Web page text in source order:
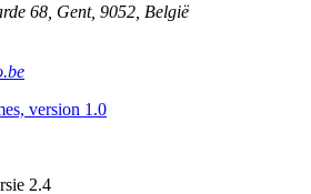
68 Gent, 9052 België
version 1.0
2.4